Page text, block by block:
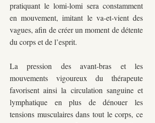
pratiquant le lomi-lomi sera constamment
en mouvement, imitant le va-et-vient des
vagues, afin de créer un moment de détente
du corps et de l’esprit.
La pression des avant-bras et les
mouvements vigoureux du thérapeute
favorisent ainsi la circulation sanguine et
lymphatique en plus de dénouer les
tensions musculaires dans tout le corps, ce